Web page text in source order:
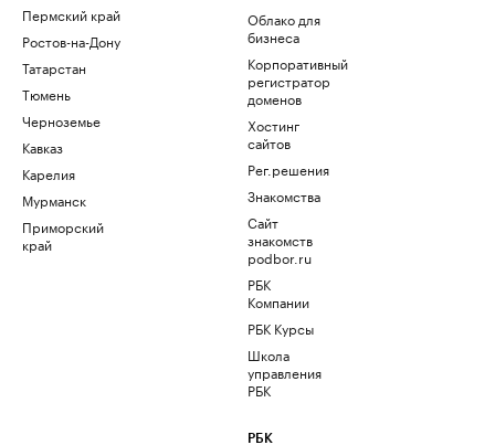
Пермский край
Ростов-на-Дону
Татарстан
Тюмень
Черноземье
Кавказ
Карелия
Мурманск
Приморский
край
Облако для
бизнеса
Корпоративный
регистратор
доменов
Хостинг
сайтов
Рег.решения
Знакомства
Сайт
знакомств
podbor.ru
РБК
Компании
РБК Курсы
Школа
управления
РБК
РБК